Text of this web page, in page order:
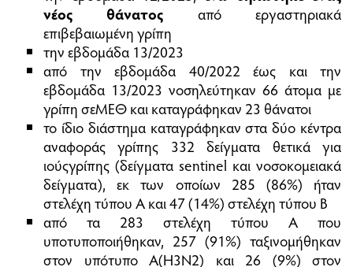
νέος θάνατος από εργαστηριακά
επιβεβαιωμένη γρίπη
την εβδομάδα 13/2023
από την εβδομάδα 40/2022 έως και την
εβδομάδα 13/2023 νοσηλεύτηκαν 66 άτομα με
γρίπη σεΜΕΘ και καταγράφηκαν 23 θάνατοι
το ίδιο διάστημα καταγράφηκαν στα δύο κέντρα
αναφοράς γρίπης 332 δείγματα θετικά για
ιούςγρίπης (δείγματα sentinel και νοσοκομειακά
δείγματα), εκ των οποίων 285 (86%) ήταν
στελέχη τύπου Α και 47 (14%) στελέχη τύπου Β
από τα 283 στελέχη τύπου Α που
υποτυποποιήθηκαν, 257 (91%) ταξινομήθηκαν
στον υπότυπο Α(Η3Ν2) και 26 (9%) στον